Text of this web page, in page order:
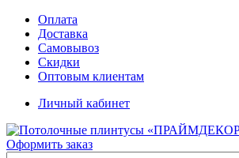
Оплата
Доставка
Самовывоз
Скидки
Оптовым клиентам
Личный кабинет
Оформить заказ